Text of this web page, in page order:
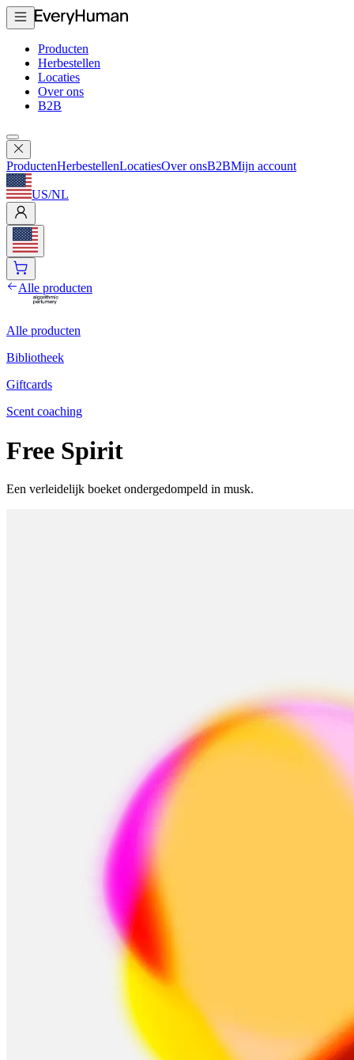
Producten
Herbestellen
Locaties
Over ons
B2B
ProductenHerbestellenLocatiesOver onsB2BMijn account
US/NL
Alle producten
Alle producten
Bibliotheek
Giftcards
Scent coaching
Free Spirit
Een verleidelijk boeket ondergedompeld in musk.